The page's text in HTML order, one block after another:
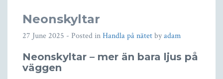
Neonskyltar
27 June 2025 - Posted inHandla på nätetbyadam
Neonskyltar – mer än bara ljus på
väggen